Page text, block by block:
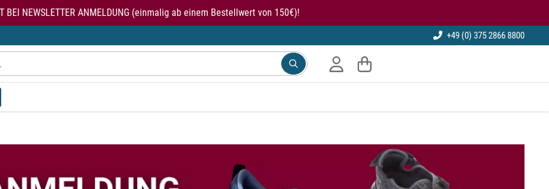
BEI NEWSLETTER ANMELDUNG (einmalig ab einem Bestellwert von 150€)!
+49 (0) 375 2866 8800